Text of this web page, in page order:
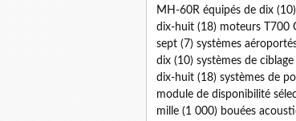
MH-60R équipés de dix
dix-huit (18) moteurs T700
sept (7) systèmes
dix (10) systèmes de
dix-huit (18) systèmes de
module de disponibilité
mille (1 000) bouées